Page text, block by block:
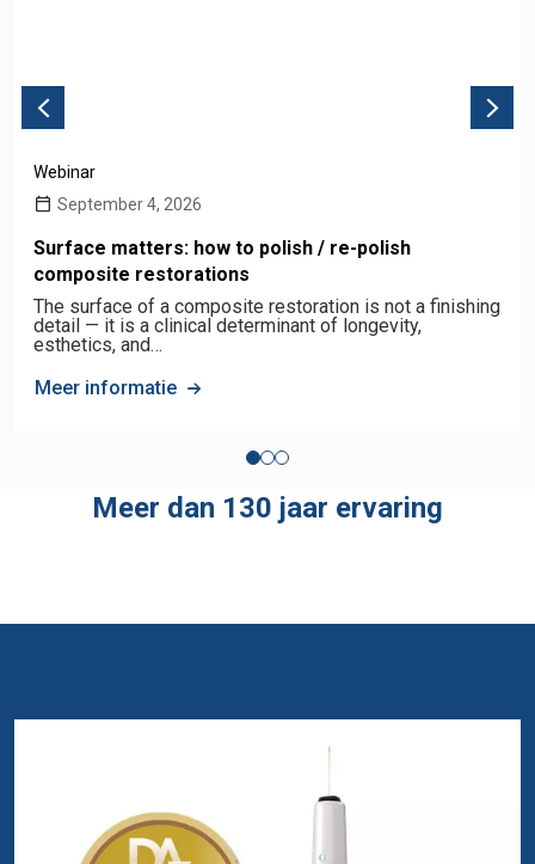
Webinar
September 4, 2026
Surface matters: how to polish / re-polish
composite restorations
The surface of a composite restoration is not a finishing
detail — it is a clinical determinant of longevity,
esthetics, and…
Meer informatie
Meer dan 130 jaar ervaring